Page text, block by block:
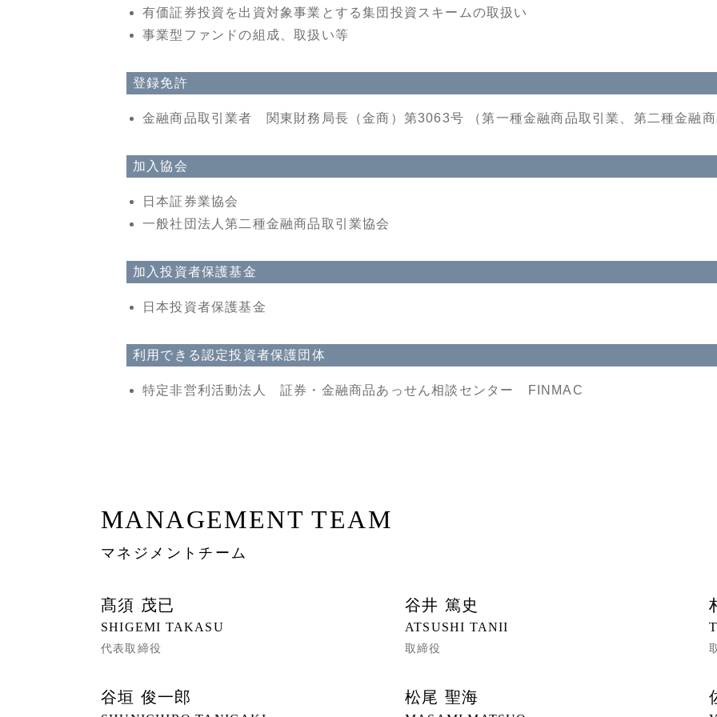
有価証券投資を出資対象事業とする集団投資スキームの取扱い
事業型ファンドの組成、取扱い等
登録免許
金融商品取引業者 関東財務局長（金商）第3063号 （第一種金融商品取引業、第二種金融商
加入協会
日本証券業協会
一般社団法人第二種金融商品取引業協会
加入投資者保護基金
日本投資者保護基金
利用できる認定投資者保護団体
特定非営利活動法人 証券・金融商品あっせん相談センター FINMAC
MANAGEMENT TEAM
マネジメントチーム
髙須 茂已
SHIGEMI TAKASU
代表取締役
谷井 篤史
ATSUSHI TANII
取締役
谷垣 俊一郎 松尾 聖海